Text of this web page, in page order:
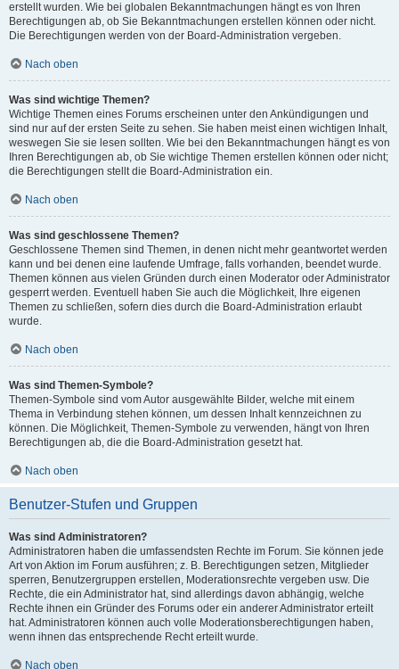
erstellt wurden. Wie bei globalen Bekanntmachungen hängt es von Ihren
Berechtigungen ab, ob Sie Bekanntmachungen erstellen können oder nicht.
Die Berechtigungen werden von der Board-Administration vergeben.
Nach oben
Was sind wichtige Themen?
Wichtige Themen eines Forums erscheinen unter den Ankündigungen und
sind nur auf der ersten Seite zu sehen. Sie haben meist einen wichtigen Inhalt,
weswegen Sie sie lesen sollten. Wie bei den Bekanntmachungen hängt es von
Ihren Berechtigungen ab, ob Sie wichtige Themen erstellen können oder nicht;
die Berechtigungen stellt die Board-Administration ein.
Nach oben
Was sind geschlossene Themen?
Geschlossene Themen sind Themen, in denen nicht mehr geantwortet werden
kann und bei denen eine laufende Umfrage, falls vorhanden, beendet wurde.
Themen können aus vielen Gründen durch einen Moderator oder Administrator
gesperrt werden. Eventuell haben Sie auch die Möglichkeit, Ihre eigenen
Themen zu schließen, sofern dies durch die Board-Administration erlaubt
wurde.
Nach oben
Was sind Themen-Symbole?
Themen-Symbole sind vom Autor ausgewählte Bilder, welche mit einem
Thema in Verbindung stehen können, um dessen Inhalt kennzeichnen zu
können. Die Möglichkeit, Themen-Symbole zu verwenden, hängt von Ihren
Berechtigungen ab, die die Board-Administration gesetzt hat.
Nach oben
Benutzer-Stufen und Gruppen
Was sind Administratoren?
Administratoren haben die umfassendsten Rechte im Forum. Sie können jede
Art von Aktion im Forum ausführen; z. B. Berechtigungen setzen, Mitglieder
sperren, Benutzergruppen erstellen, Moderationsrechte vergeben usw. Die
Rechte, die ein Administrator hat, sind allerdings davon abhängig, welche
Rechte ihnen ein Gründer des Forums oder ein anderer Administrator erteilt
hat. Administratoren können auch volle Moderationsberechtigungen haben,
wenn ihnen das entsprechende Recht erteilt wurde.
Nach oben